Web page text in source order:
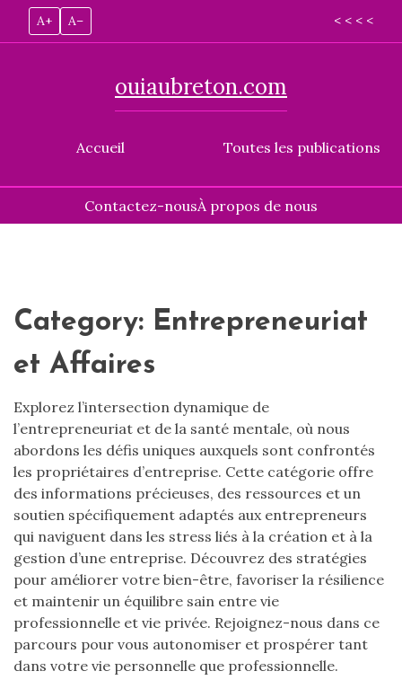
A+ A– < < < <
Accueil
ouiaubreton.com
Toutes les publications
Contactez-nousÀ propos de nous
Category: Entrepreneuriat
et Affaires
Explorez l’intersection dynamique de
l’entrepreneuriat et de la santé mentale, où nous
abordons les défis uniques auxquels sont confrontés
les propriétaires d’entreprise. Cette catégorie offre
des informations précieuses, des ressources et un
soutien spécifiquement adaptés aux entrepreneurs
qui naviguent dans les stress liés à la création et à la
gestion d’une entreprise. Découvrez des stratégies
pour améliorer votre bien-être, favoriser la résilience
et maintenir un équilibre sain entre vie
professionnelle et vie privée. Rejoignez-nous dans ce
parcours pour vous autonomiser et prospérer tant
dans votre vie personnelle que professionnelle.